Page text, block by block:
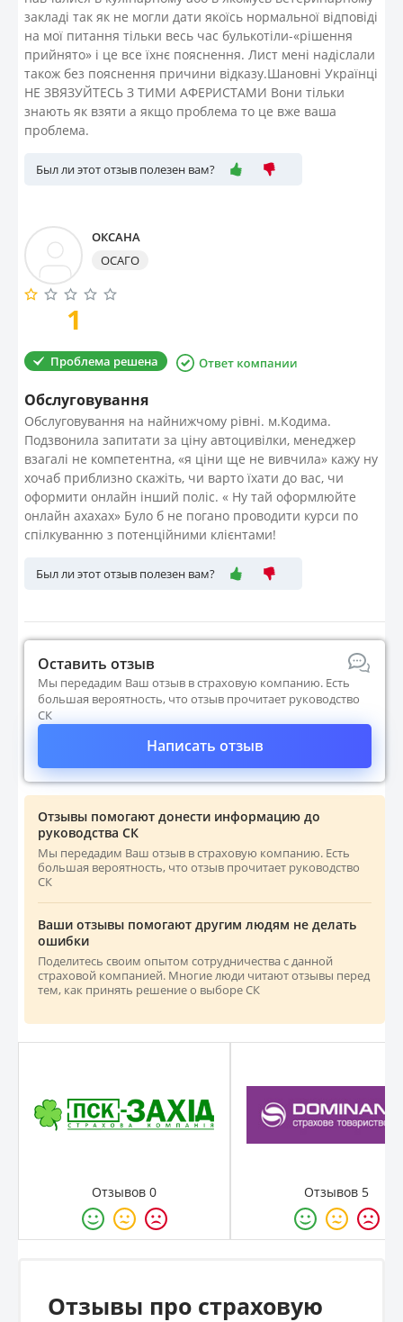
закладі так як не могли дати якоїсь нормальної відповіді
на мої питання тільки весь час булькотіли-«рішення
прийнято» і це все їхнє пояснення. Лист мені надіслали
також без пояснення причини відказу.Шановні Українці
НЕ ЗВЯЗУЙТЕСЬ З ТИМИ АФЕРИСТАМИ Вони тільки
знають як взяти а якщо проблема то це вже ваша
проблема.
Был ли этот отзыв полезен вам?
ОКСАНА
ОСАГО
1
Проблема решена
Обслуговування
Обслуговування на найнижчому рівні. м.Кодима.
Подзвонила запитати за ціну автоцивілки, менеджер
взагалі не компетентна, «я ціни ще не вивчила» кажу ну
хочаб приблизно скажіть, чи варто їхати до вас, чи
оформити онлайн інший поліс. « Ну тай оформлюйте
онлайн ахахах» Було б не погано проводити курси по
спілкуванню з потенційними клієнтами!
Был ли этот отзыв полезен вам?
Оставить отзыв
Мы передадим Ваш отзыв в страховую компанию. Есть
большая вероятность, что отзыв прочитает руководство
СК
Написать отзыв
Отзывы помогают донести информацию до
руководства СК
Мы передадим Ваш отзыв в страховую компанию. Есть
большая вероятность, что отзыв прочитает руководство
СК
Ваши отзывы помогают другим людям не делать
ошибки
Поделитесь своим опытом сотрудничества с данной
страховой компанией. Многие люди читают отзывы перед
тем, как принять решение о выборе СК
Отзывов 0 Отзывов 5
Отзывы про страховую